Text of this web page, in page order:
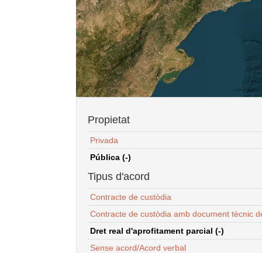
Propietat
Privada
Pública (-)
Tipus d'acord
Contracte de custòdia
Contracte de custòdia amb document tècnic
Dret real d'aprofitament parcial (-)
Sense acord/Acord verbal